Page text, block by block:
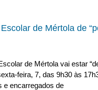
de Mértola de
de Mértola vai estar
feira, 7, das 9h30 às
e encarregados de